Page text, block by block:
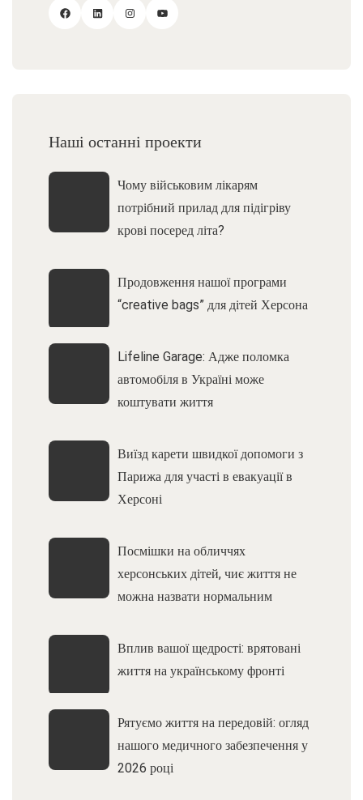
Наші останні проекти
Чому військовим лікарям
потрібний прилад для підігріву
крові посеред літа?
Продовження нашої програми
“creative bags” для дітей Херсона
Lifeline Garage: Адже поломка
автомобіля в Україні може
коштувати життя
Виїзд карети швидкої допомоги з
Парижа для участі в евакуації в
Херсоні
Посмішки на обличчях
херсонських дітей, чиє життя не
можна назвати нормальним
Вплив вашої щедрості: врятовані
життя на українському фронті
Рятуємо життя на передовій: огляд
нашого медичного забезпечення у
2026 році